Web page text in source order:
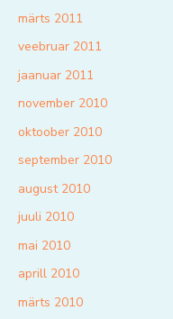
märts 2011
veebruar 2011
jaanuar 2011
november 2010
oktoober 2010
september 2010
august 2010
juuli 2010
mai 2010
aprill 2010
märts 2010